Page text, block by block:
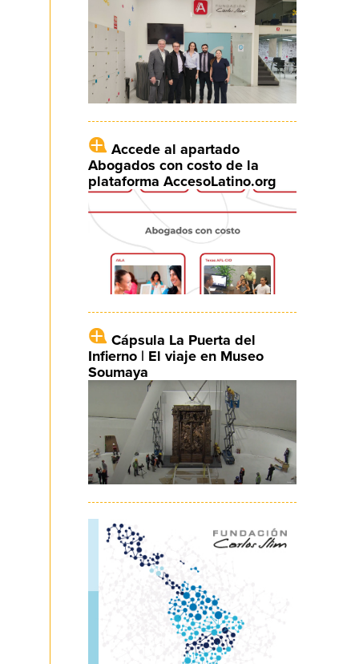
Accede al apartado
Abogados con costo de la
plataforma AccesoLatino.org
Cápsula La Puerta del
Infierno | El viaje en Museo
Soumaya